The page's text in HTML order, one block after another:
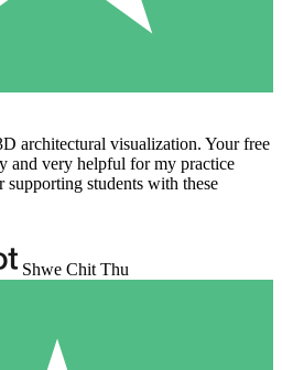
architectural visualization. Your free
and very helpful for my practice
students with these
Shwe Chit Thu